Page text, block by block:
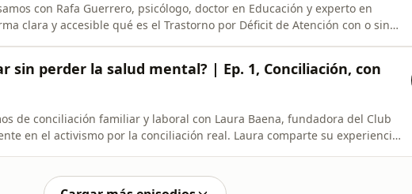
con Rafa Guerrero, psicólogo, doctor en Educación y experto en
clara y accesible qué es el Trastorno por Déficit de Atención con o sin
impulsividad
sin perder la salud mental? | Ep. 1, Conciliación, con
de conciliación familiar y laboral con Laura Baena, fundadora del Club
en el activismo por la conciliación real. Laura comparte su experiencia